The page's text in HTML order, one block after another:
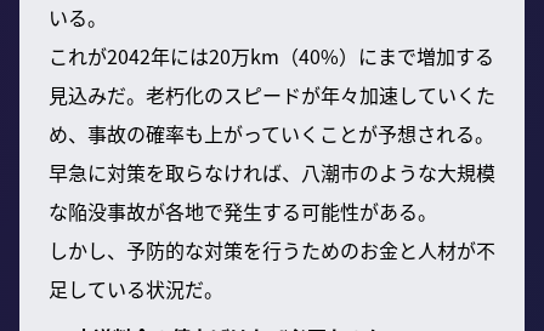
いる。
これが2042年には20万km（40%）にまで増加する
見込みだ。老朽化のスピードが年々加速していくた
め、事故の確率も上がっていくことが予想される。
早急に対策を取らなければ、八潮市のような大規模
な陥没事故が各地で発生する可能性がある。
しかし、予防的な対策を行うためのお金と人材が不
足している状況だ。